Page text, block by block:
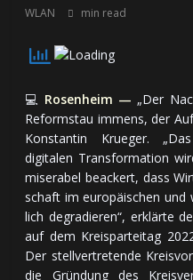
WLAN min read
💻 Rosenheim — „Der
Reformstau immens, der
Konstantin Krueger.
digitalen Transformation
mi­se­ra­bel be­ackert, dass
schaft im eu­ro­päi­schen
lich de­gra­die­ren“, er­klär­te
auf dem Kreis­par­tei­tag
Der stell­ver­tre­ten­de
die Grün­dung des